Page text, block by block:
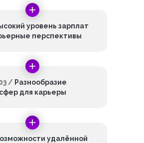
удалённой
/ Разнообразие
сфер для карьеры
уровень зарплат
перспективы